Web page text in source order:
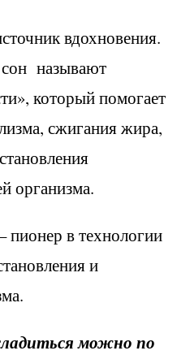
вдохновения.
сон называют
который помогает
сжигания жира,
организма.
пионер в технологии
и
можно по